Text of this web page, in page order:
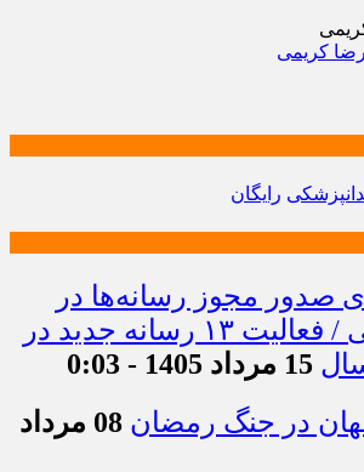
رضا کریمی
رایگان
صدور مجوز رسانه‌ها در
خراسان شمالی / فعالیت ۱۳ رسانه جدید در
15 مرداد 1405 - 0:03
در جنگ رمضان
08 مرداد